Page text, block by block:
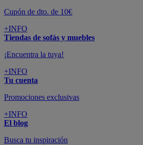
Cupón de dto. de 10€
+INFO
Tiendas de sofás y muebles
¡Encuentra la tuya!
+INFO
Tu cuenta
Promociones exclusivas
+INFO
El blog
Busca tu inspiración